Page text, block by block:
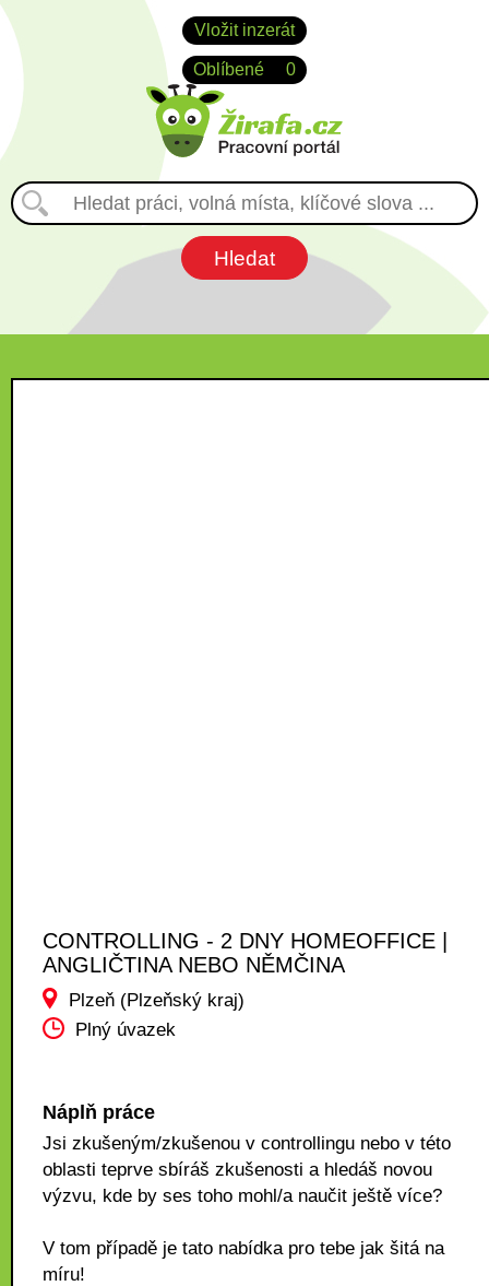
Vložit inzerát
Oblíbené 0
CONTROLLING - 2 DNY HOMEOFFICE |
ANGLIČTINA NEBO NĚMČINA
Plzeň (Plzeňský kraj)
Plný úvazek
Náplň práce
Jsi zkušeným/zkušenou v controllingu nebo v této
oblasti teprve sbíráš zkušenosti a hledáš novou
výzvu, kde by ses toho mohl/a naučit ještě více?
V tom případě je tato nabídka pro tebe jak šitá na
míru!